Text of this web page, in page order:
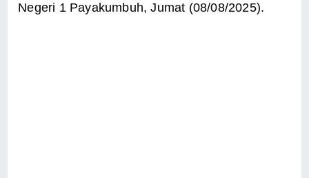
Negeri 1 Payakumbuh, Jumat (08/08/2025).